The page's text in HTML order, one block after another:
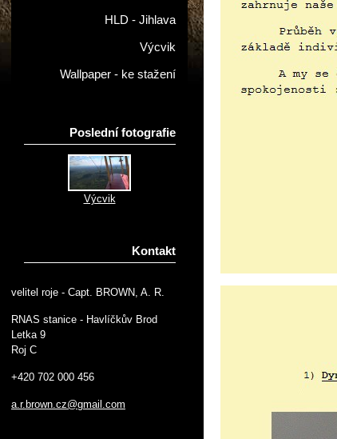
HLD - Jihlava
Výcvik
Wallpaper - ke stažení
Poslední fotografie
Výcvik
Kontakt
velitel roje - Capt. BROWN, A. R.
RNAS stanice - Havlíčkův Brod
Letka 9
Roj C
+420 702 000 456
a.r.brown.cz@gmail.com